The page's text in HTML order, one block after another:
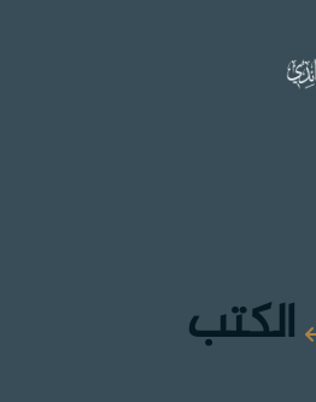
الكتب